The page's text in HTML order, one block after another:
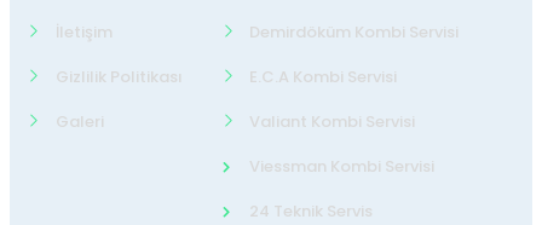
İletişim
Gizlilik Politikası
Galeri
Demirdöküm Kombi Servisi
E.C.A Kombi Servisi
Valiant Kombi Servisi
Viessman Kombi Servisi
24 Teknik Servis